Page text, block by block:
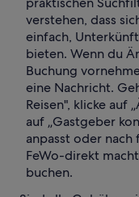
verstehen, dass
einfach,
bieten. Wenn du
Buchung
eine Nachricht.
Reisen", klicke auf
auf „Gastgeber
anpasst oder
FeWo-direkt
buchen.